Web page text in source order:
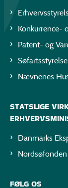
Konkurrence-
Patent- og
Nævnenes
STATSLIGE
Danmarks
Nordsøfonden
FØLG OS